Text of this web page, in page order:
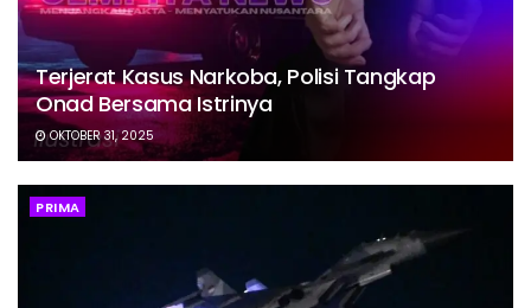
Terjerat Kasus Narkoba, Polisi Tangkap
Onad Bersama Istrinya
OKTOBER 31, 2025
PRIMA